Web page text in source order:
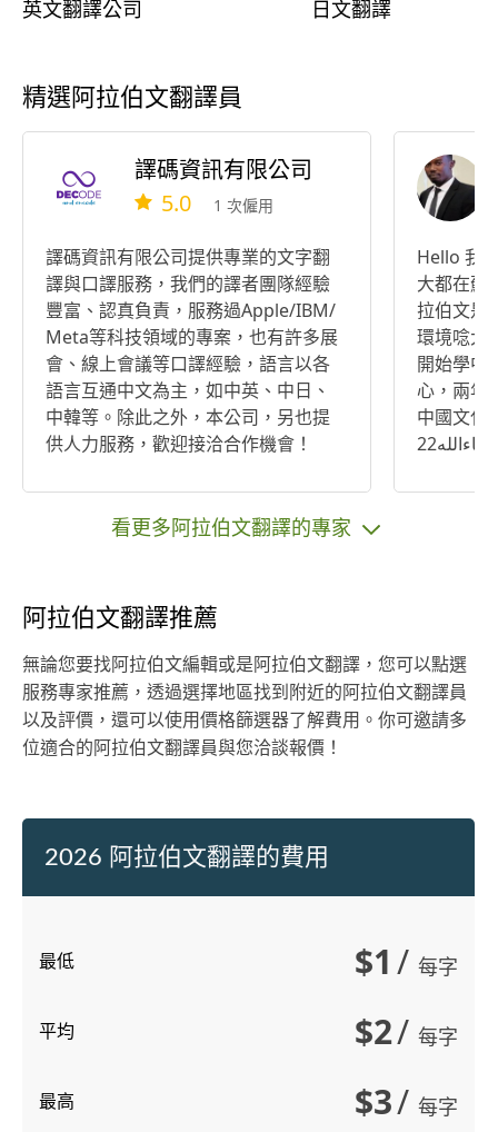
英文翻譯公司 日文翻譯
精選阿拉伯文翻譯員
譯碼資訊有限公司
5.0 1 次僱用
譯碼資訊有限公司提供專業的文字翻
譯與口譯服務，我們的譯者團隊經驗
豐富、認真負責，服務過Apple/IBM/
Meta等科技領域的專案，也有許多展
會、線上會議等口譯經驗，語言以各
語言互通中文為主，如中英、中日、
中韓等。除此之外，本公司，另也提
供人力服務，歡迎接洽合作機會！
Hello 我
大都在蘇
拉伯文是
環境唸大學。 我2015來
開始學中
心，兩年
中國文化
看更多阿拉伯文翻譯的專家
阿拉伯文翻譯推薦
無論您要找阿拉伯文編輯或是阿拉伯文翻譯，您可以點選
服務專家推薦，透過選擇地區找到附近的阿拉伯文翻譯員
以及評價，還可以使用價格篩選器了解費用。你可邀請多
位適合的阿拉伯文翻譯員與您洽談報價！
2026 阿拉伯文翻譯的費用
最低 $1/ 每字
平均 $2/ 每字
最高 $3/ 每字